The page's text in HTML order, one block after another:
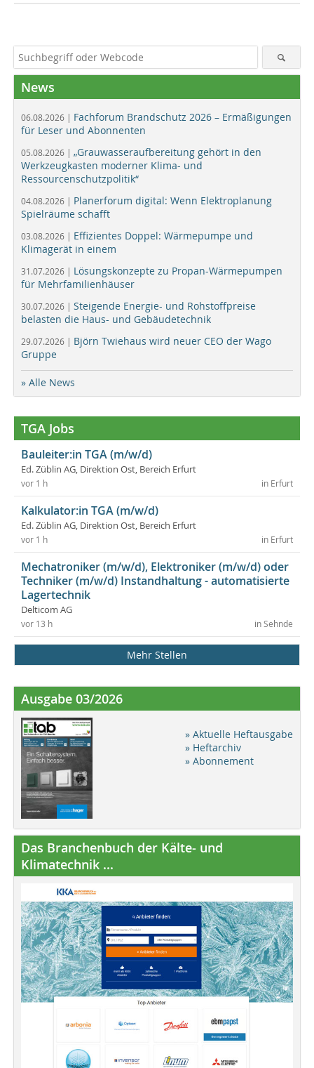
News
06.08.2026 | Fachforum Brandschutz 2026 – Ermäßigungen
für Leser und Abonnenten
05.08.2026 | „Grauwasseraufbereitung gehört in den
Werkzeugkasten moderner Klima- und
Ressourcenschutzpolitik“
04.08.2026 | Planerforum digital: Wenn Elektroplanung
Spielräume schafft
03.08.2026 | Effizientes Doppel: Wärmepumpe und
Klimagerät in einem
31.07.2026 | Lösungskonzepte zu Propan-Wärmepumpen
für Mehrfamilienhäuser
30.07.2026 | Steigende Energie- und Rohstoffpreise
belasten die Haus- und Gebäudetechnik
29.07.2026 | Björn Twiehaus wird neuer CEO der Wago
Gruppe
» Alle News
TGA Jobs
Bauleiter:in TGA (m/w/d)
Ed. Züblin AG, Direktion Ost, Bereich Erfurt
in Erfurt
vor 1 h
Kalkulator:in TGA (m/w/d)
Ed. Züblin AG, Direktion Ost, Bereich Erfurt
in Erfurt
vor 1 h
Mechatroniker (m/w/d), Elektroniker (m/w/d) oder
Techniker (m/w/d) Instandhaltung - automatisierte
Lagertechnik
Delticom AG
in Sehnde
vor 13 h
Mehr Stellen
Ausgabe 03/2026
» Aktuelle Heftausgabe
» Heftarchiv
» Abonnement
Das Branchenbuch der Kälte- und
Klimatechnik ...